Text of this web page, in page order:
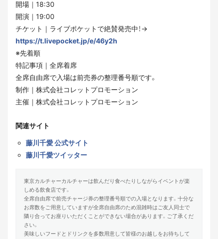
開場｜18:30
開演｜19:00
チケット｜ライブポケットで絶賛発売中！→
https://t.livepocket.jp/e/46y2h
※先着順
特記事項｜全席着席
全席自由席で入場は前売券の整理番号順です。
制作｜株式会社コレットプロモーション
主催｜株式会社コレットプロモーション
関連サイト
藤川千愛 公式サイト
藤川千愛ツイッター
東京カルチャーカルチャーは飲んだり食べたりしながらイベントが楽
しめる飲食店です。
全席自由席で前売チャージ券の整理番号順での入場となります。十分な
お席数をご用意していますが全席自由席のため混雑時はご友人同士で
隣り合ってお座りいただくことができない場合があります。ご了承くだ
さい。
美味しいフードとドリンクを多数用意して皆様のお越しをお待ちして